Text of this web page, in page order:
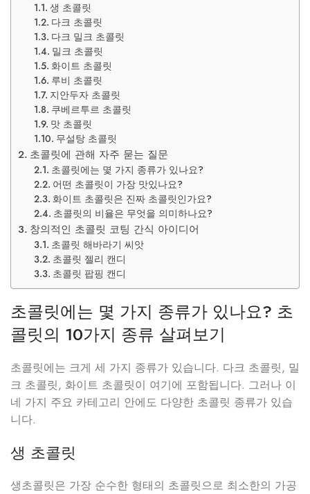
생 초콜릿
다크 초콜릿
다크 밀크 초콜릿
밀크 초콜릿
화이트 초콜릿
루비 초콜릿
지안두자 초콜릿
쿠베르투르 초콜릿
맛 초콜릿
무설탕 초콜릿
초콜릿에 관해 자주 묻는 질문
초콜릿에는 몇 가지 종류가 있나요?
어떤 초콜릿이 가장 맛있나요?
화이트 초콜릿은 진짜 초콜릿인가요?
초콜릿의 비율은 무엇을 의미하나요?
창의적인 초콜릿 코팅 간식 아이디어
초콜릿 해바라기 씨앗
초콜릿 젤리 캔디
초콜릿 팝핑 캔디
초콜릿에는 몇 가지 종류가 있나요? 초
콜릿의 10가지 종류 살펴보기
초콜릿에는 크게 세 가지 종류가 있습니다. 다크 초콜릿, 밀
크 초콜릿, 화이트 초콜릿이 여기에 포함됩니다. 그러나 이
네 가지 주요 카테고리 안에도 다양한 초콜릿 종류가 있습
니다.
생 초콜릿
생초콜릿은 가장 순수한 형태의 초콜릿으로 최소한의 가공